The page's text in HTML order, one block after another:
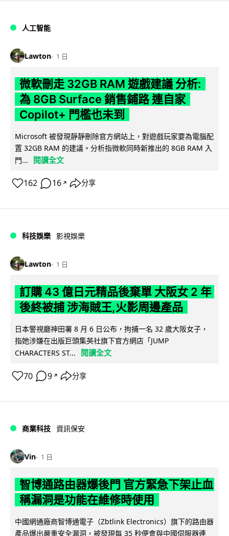
人工智能
Lawton 1 日
微軟刪走 32GB RAM 遊戲建議 分析:
為 8GB Surface 銷售鋪路 連自家
Copilot+ 門檻也未到
Microsoft 被發現靜靜刪除官方網站上，對遊戲玩家要為電腦配
置 32GB RAM 的建議。分析指微軟同時新推出的 8GB RAM 入
門...
閱讀全文
162 16 ↗ 分享
科技娛樂 影視娛樂
Lawton 1 日
訂購 43 億日元精品後棄單 大阪女 2 年
後終被捕 涉海賊王,火影周邊產品
日本警視廳神田署 8 月 6 日公布，拘捕一名 32 歲大阪女子，
指她涉嫌在出版巨頭集英社旗下官方網店「JUMP
CHARACTERS ST...
閱讀全文
70 9 ↗ 分享
商業科技 資訊保安
Vin 1 日
智博通路由器爆後門 官方緊急下架止血
稱漏洞是功能在維修時使用
中國網通廠商智博通電子（Zbtlink Electronics）旗下的路由器
產品爆出嚴重安全漏洞，被發現每 35 秒便會與中國伺服器連